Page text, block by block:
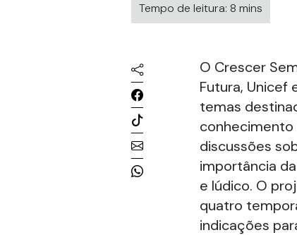
Tempo de leitura: 8 mins
O Crescer
Futura, Unicef
temas
discussões
importância
e lúdico. O
quatro
indicações